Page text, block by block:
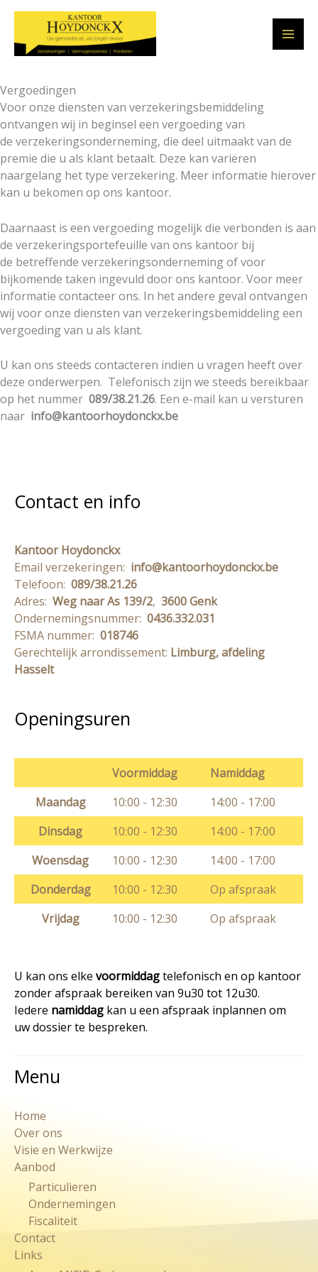
Skip
content
Vergoedingen
Voor onze diensten van verzekeringsbemiddeling
ontvangen wij in beginsel een vergoeding van
de verzekeringsonderneming, die deel uitmaakt van de
premie die u als klant betaalt. Deze kan variëren
naargelang het type verzekering. Meer informatie hierover
kan u bekomen op ons kantoor.
Daarnaast is een vergoeding mogelijk die verbonden is aan
de verzekeringsportefeuille van ons kantoor bij
de betreffende verzekeringsonderneming of voor
bijkomende taken ingevuld door ons kantoor. Voor meer
informatie contacteer ons. In het andere geval ontvangen
wij voor onze diensten van verzekeringsbemiddeling een
vergoeding van u als klant.
U kan ons steeds contacteren indien u vragen heeft over
deze onderwerpen. Telefonisch zijn we steeds bereikbaar
op het nummer 089/38.21.26. Een e-mail kan u versturen
naar info@kantoorhoydonckx.be
Contact en info
Kantoor Hoydonckx
Email verzekeringen: info@kantoorhoydonckx.be
Telefoon: 089/38.21.26
Adres: Weg naar As 139/2, 3600 Genk
Ondernemingsnummer: 0436.332.031
FSMA nummer: 018746
Gerechtelijk arrondissement: Limburg, afdeling
Hasselt
Openingsuren
Voormiddag
Namiddag
Maandag
10:00 - 12:30
14:00 - 17:00
Dinsdag
10:00 - 12:30
14:00 - 17:00
Woensdag
10:00 - 12:30
14:00 - 17:00
Donderdag
10:00 - 12:30
Op afspraak
Vrijdag
10:00 - 12:30 Op afspraak
U kan ons elke voormiddagtelefonisch en op kantoor
zonder afspraak bereiken van 9u30 tot 12u30.
Iedere namiddag kan u een afspraak inplannen om
uw dossier te bespreken.
Menu
Home
Over ons
Visie en Werkwijze
Aanbod
Particulieren
Ondernemingen
Fiscaliteit
Contact
Links